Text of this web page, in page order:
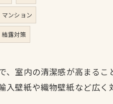
マンション
結露対策
、室内の清潔感が高まる
壁紙や織物壁紙など広く